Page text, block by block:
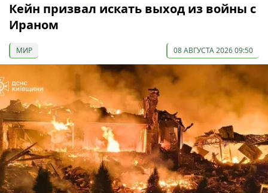
Кейн призвал искать выход из войны с
Ираном
МИР 08 АВГУСТА 2026 09:50